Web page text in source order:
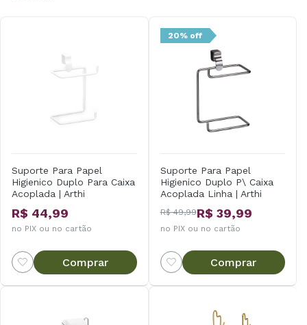
Suporte Para Papel
Higienico Duplo Para Caixa
Acoplada | Arthi
R$ 44,99
no PIX ou no cartão
Comprar
20% off
Suporte Para Papel
Higienico Duplo P\ Caixa
Acoplada Linha | Arthi
R$ 49,99R$ 39,99
no PIX ou no cartão
Comprar